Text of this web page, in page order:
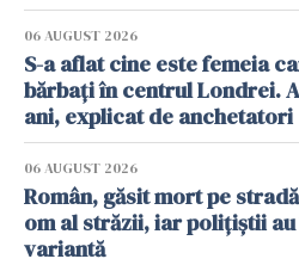
06 AUGUST 2026
S-a aflat cine este femeia
bărbați în centrul Londrei.
ani, explicat de anchetatori
06 AUGUST 2026
Român, găsit mort pe
om al străzii, iar polițiștii
variantă